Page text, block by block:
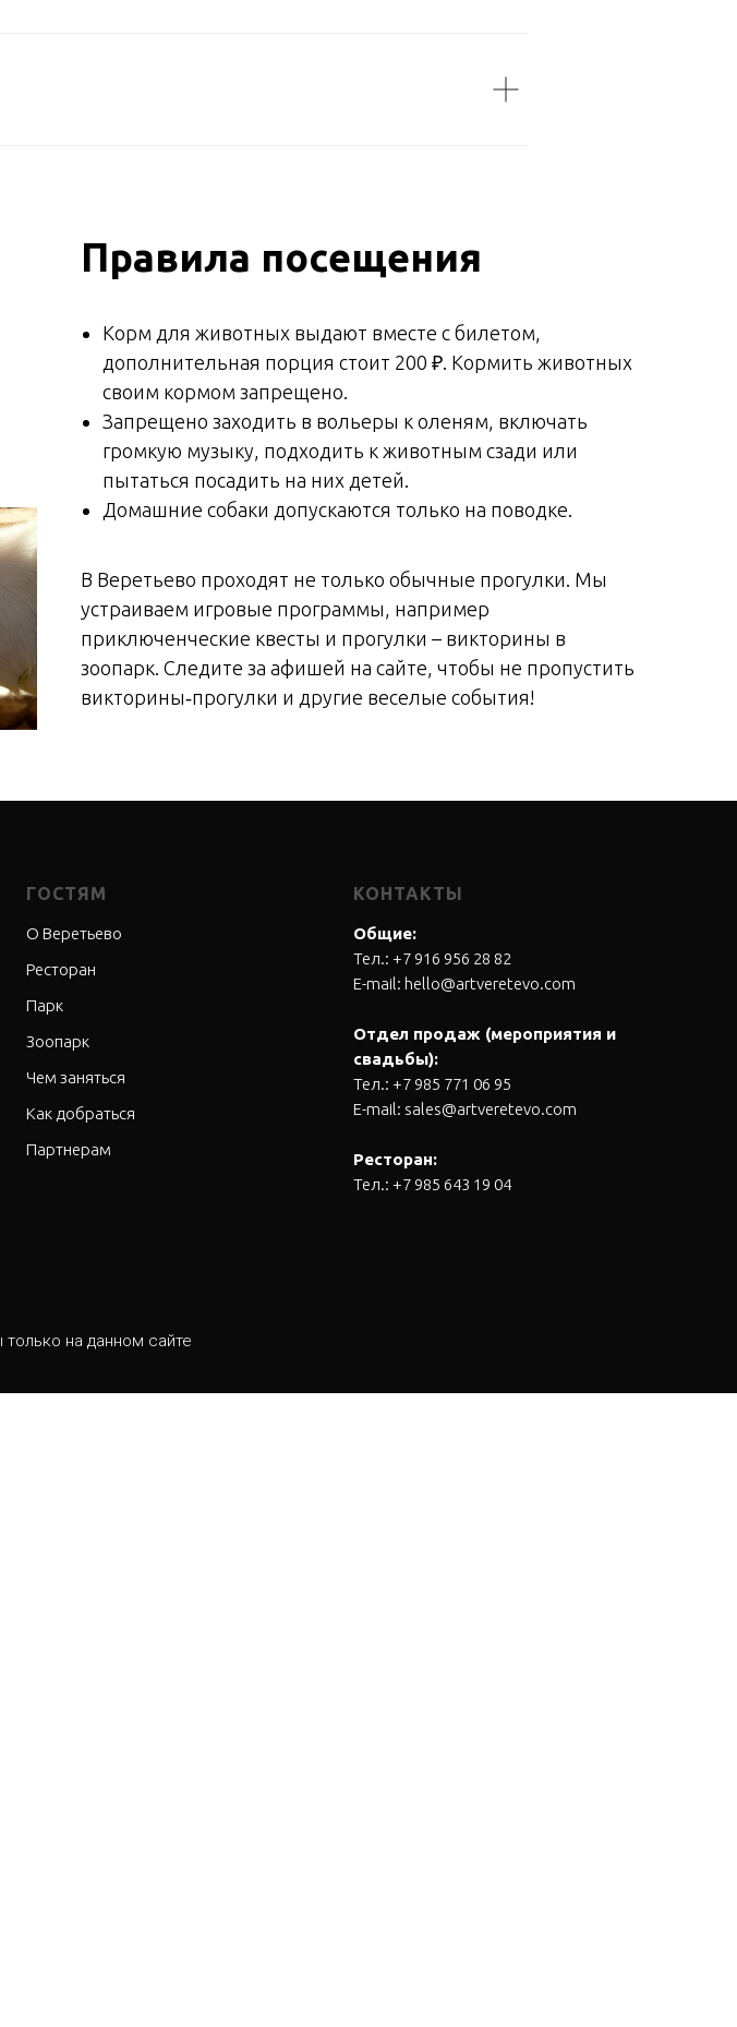
Правила посещения
Корм для животных выдают вместе с билетом,
дополнительная порция стоит 200 ₽. Кормить животных
своим кормом запрещено.
Запрещено заходить в вольеры к оленям, включать
громкую музыку, подходить к животным сзади или
пытаться посадить на них детей.
Домашние собаки допускаются только на поводке.
В Веретьево проходят не только обычные прогулки. Мы
устраиваем игровые программы, например
приключенческие квесты и прогулки – викторины в
зоопарк. Следите за афишей на сайте, чтобы не пропустить
викторины‑прогулки и другие веселые события!
ГОСТЯМ
О Веретьево
Ресторан
Парк
Зоопарк
Чем заняться
Как добраться
Партнерам
КОНТАКТЫ
Общие:
Тел.: +7 916 956 28 82
E-mail: hello@artveretevo.com
Отдел продаж (мероприятия и
свадьбы):
Тел.: +7 985 771 06 95
E-mail: sales@artveretevo.com
Ресторан:
Тел.: +7 985 643 19 04
на данном сайте